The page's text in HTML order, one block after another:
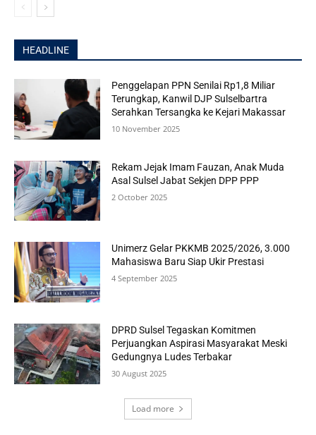
HEADLINE
Penggelapan PPN Senilai Rp1,8 Miliar
Terungkap, Kanwil DJP Sulselbartra
Serahkan Tersangka ke Kejari Makassar
10 November 2025
Rekam Jejak Imam Fauzan, Anak Muda
Asal Sulsel Jabat Sekjen DPP PPP
2 October 2025
Unimerz Gelar PKKMB 2025/2026, 3.000
Mahasiswa Baru Siap Ukir Prestasi
4 September 2025
DPRD Sulsel Tegaskan Komitmen
Perjuangkan Aspirasi Masyarakat Meski
Gedungnya Ludes Terbakar
30 August 2025
Load more